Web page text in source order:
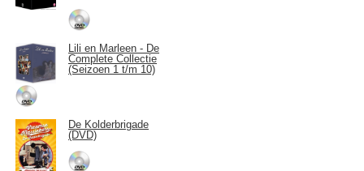
Lili en Marleen - De
Complete Collectie
(Seizoen 1 t/m 10)
De Kolderbrigade
(DVD)